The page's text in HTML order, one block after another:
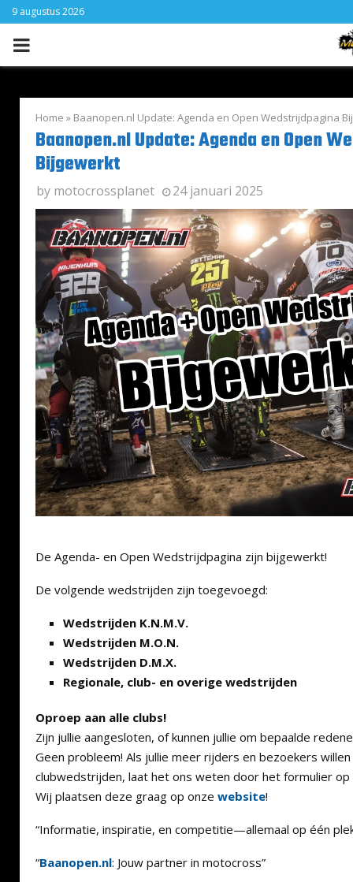
9 augustus 2026
PRIMARY
Home » Baanopen.nl Update: Agenda en Open Wedstrijdpagina
Baanopen.nl Update: Agenda en Open
Bijgewerkt
by motocrossplanet 24 januari 2025
De Agenda- en Open Wedstrijdpagina zijn bijgewerkt!
De volgende wedstrijden zijn toegevoegd:
Wedstrijden K.N.M.V.
Wedstrijden M.O.N.
Wedstrijden D.M.X.
Regionale, club- en overige wedstrijden
Oproep aan alle clubs!
Zijn jullie aangesloten, of kunnen jullie om bepaalde
Geen probleem! Als jullie meer rijders en bezoekers
clubwedstrijden, laat het ons weten door het formulier
Wij plaatsen deze graag op onze website!
“Informatie, inspiratie, en competitie—allemaal op één
“Baanopen.nl: Jouw partner in motocross”